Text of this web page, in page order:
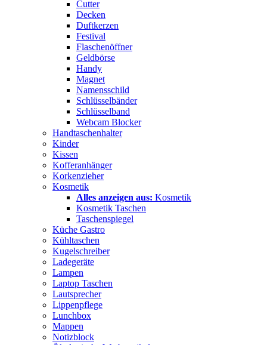
Cutter
Decken
Duftkerzen
Festival
Flaschenöffner
Geldbörse
Handy
Magnet
Namensschild
Schlüsselbänder
Schlüsselband
Webcam Blocker
Handtaschenhalter
Kinder
Kissen
Kofferanhänger
Korkenzieher
Kosmetik
Alles anzeigen aus: Kosmetik
Kosmetik Taschen
Taschenspiegel
Küche Gastro
Kühltaschen
Kugelschreiber
Ladegeräte
Lampen
Laptop Taschen
Lautsprecher
Lippenpflege
Lunchbox
Mappen
Notizblock